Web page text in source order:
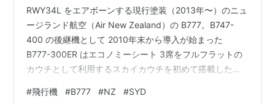
RWY34L をエアボーンする現行塗装（2013年〜）のニュ
ージランド航空（Air New Zealand）の B777。B747-
400 の後継機として 2010年末から導入が始まった
B777-300ER はエコノミーシート 3席をフルフラットの
カウチとして利用するスカイカウチを初めて搭載した機
予定となっています。 Air New Zealand B777-319ER
#飛行機 #B777 #NZ #SYD